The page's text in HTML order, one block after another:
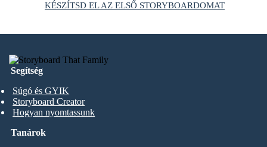
KÉSZÍTSD EL AZ ELSŐ STORYBOARDOMAT
Segítség
Súgó és GYIK
Storyboard Creator
Hogyan nyomtassunk
Tanárok